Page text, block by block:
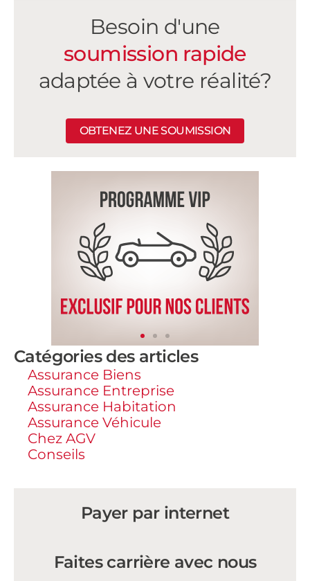
Besoin d'une
soumission rapide
adaptée à votre réalité?
OBTENEZ UNE SOUMISSION
Catégories des articles
Assurance Biens
Assurance Entreprise
Assurance Habitation
Assurance Véhicule
Chez AGV
Conseils
Payer par internet
Faites carrière avec nous